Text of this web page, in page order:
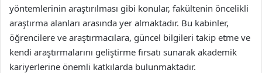
yöntemlerinin araştırılması gibi konular, fakültenin öncelikli
araştırma alanları arasında yer almaktadır. Bu kabinler,
öğrencilere ve araştırmacılara, güncel bilgileri takip etme ve
kendi araştırmalarını geliştirme fırsatı sunarak akademik
kariyerlerine önemli katkılarda bulunmaktadır.